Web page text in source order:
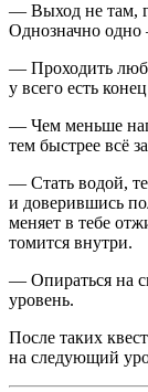
— Выход не там,
Однозначно
— Проходить
у всего есть
— Чем меньше
тем быстрее всё
— Стать водой,
и доверившись
меняет в тебе
томится внутри.
— Опираться на
уровень.
После таких
на следующий